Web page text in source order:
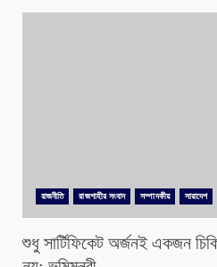
রাজনীতি রাজশাহীর সংবাদ সম্পাদকীয় সারাদেশ
শুধু সার্টিফিকেট অর্জনই একজন